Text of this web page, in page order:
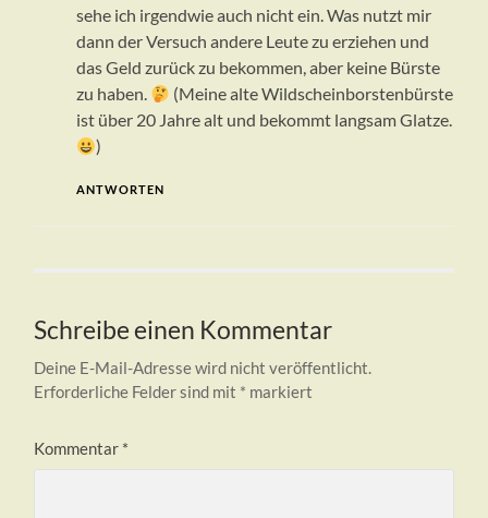
sehe ich irgendwie auch nicht ein. Was nutzt mir
dann der Versuch andere Leute zu erziehen und
das Geld zurück zu bekommen, aber keine Bürste
zu haben.
(Meine alte Wildscheinborstenbürste
ist über 20 Jahre alt und bekommt langsam Glatze.
)
ANTWORTEN
Schreibe einen Kommentar
Deine E-Mail-Adresse wird nicht veröffentlicht.
Erforderliche Felder sind mit * markiert
Kommentar *